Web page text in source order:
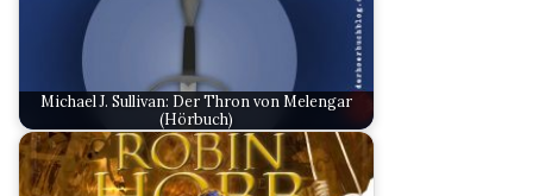
Michael J. Sullivan: Der Thron von Melengar
(Hörbuch)